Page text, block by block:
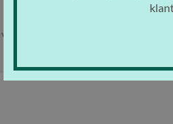
Vereiste velden zijn gemarkeerd met